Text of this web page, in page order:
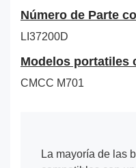
Número de Parte
LI37200D
Modelos portatiles
CMCC M701
La mayoría de las